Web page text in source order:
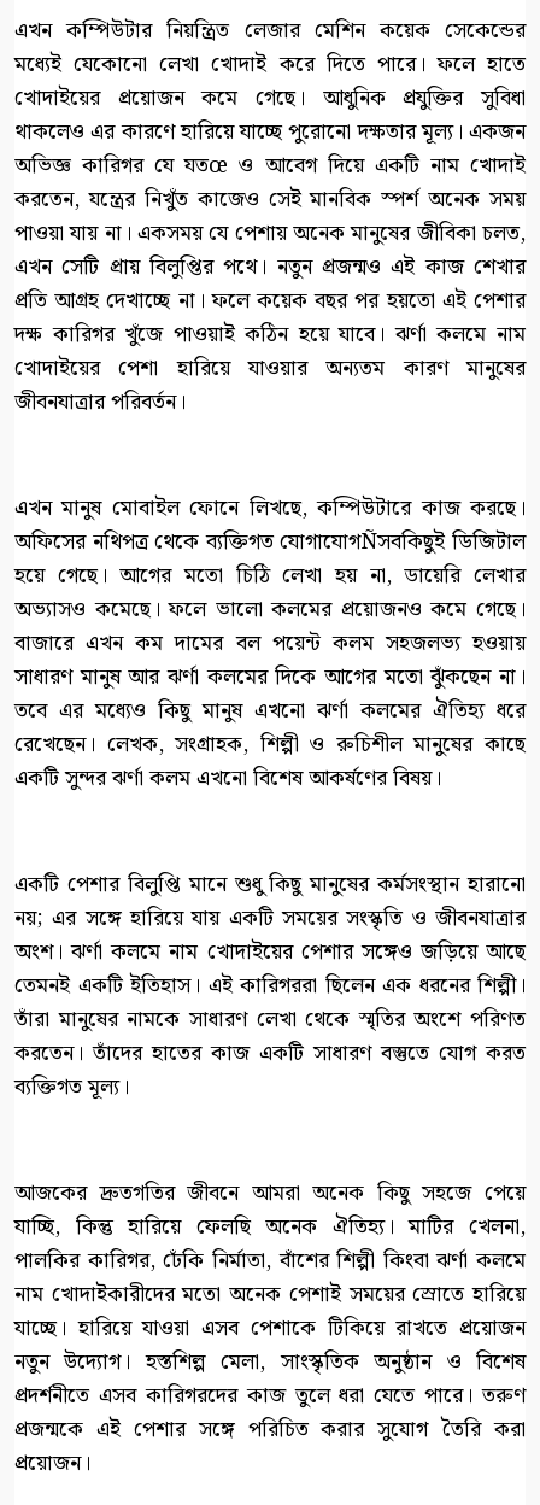
এখন কম্পিউটার নিয়ন্ত্রিত লেজার মেশিন কয়েক সেকেন্ডের
মধ্যেই যেকোনো লেখা খোদাই করে দিতে পারে। ফলে হাতে
খোদাইয়ের প্রয়োজন কমে গেছে। আধুনিক প্রযুক্তির সুবিধা
থাকলেও এর কারণে হারিয়ে যাচ্ছে পুরোনো দক্ষতার মূল্য। একজন
অভিজ্ঞ কারিগর যে যতœ ও আবেগ দিয়ে একটি নাম খোদাই
করতেন, যন্ত্রের নিখুঁত কাজেও সেই মানবিক স্পর্শ অনেক সময়
পাওয়া যায় না। একসময় যে পেশায় অনেক মানুষের জীবিকা চলত,
এখন সেটি প্রায় বিলুপ্তির পথে। নতুন প্রজন্মও এই কাজ শেখার
প্রতি আগ্রহ দেখাচ্ছে না। ফলে কয়েক বছর পর হয়তো এই পেশার
দক্ষ কারিগর খুঁজে পাওয়াই কঠিন হয়ে যাবে। ঝর্ণা কলমে নাম
খোদাইয়ের পেশা হারিয়ে যাওয়ার অন্যতম কারণ মানুষের
জীবনযাত্রার পরিবর্তন।
এখন মানুষ মোবাইল ফোনে লিখছে, কম্পিউটারে কাজ করছে।
অফিসের নথিপত্র থেকে ব্যক্তিগত যোগাযোগÑসবকিছুই ডিজিটাল
হয়ে গেছে। আগের মতো চিঠি লেখা হয় না, ডায়েরি লেখার
অভ্যাসও কমেছে। ফলে ভালো কলমের প্রয়োজনও কমে গেছে।
বাজারে এখন কম দামের বল পয়েন্ট কলম সহজলভ্য হওয়ায়
সাধারণ মানুষ আর ঝর্ণা কলমের দিকে আগের মতো ঝুঁকছেন না।
তবে এর মধ্যেও কিছু মানুষ এখনো ঝর্ণা কলমের ঐতিহ্য ধরে
রেখেছেন। লেখক, সংগ্রাহক, শিল্পী ও রুচিশীল মানুষের কাছে
একটি সুন্দর ঝর্ণা কলম এখনো বিশেষ আকর্ষণের বিষয়।
একটি পেশার বিলুপ্তি মানে শুধু কিছু মানুষের কর্মসংস্থান হারানো
নয়; এর সঙ্গে হারিয়ে যায় একটি সময়ের সংস্কৃতি ও জীবনযাত্রার
অংশ। ঝর্ণা কলমে নাম খোদাইয়ের পেশার সঙ্গেও জড়িয়ে আছে
তেমনই একটি ইতিহাস। এই কারিগররা ছিলেন এক ধরনের শিল্পী।
তাঁরা মানুষের নামকে সাধারণ লেখা থেকে স্মৃতির অংশে পরিণত
করতেন। তাঁদের হাতের কাজ একটি সাধারণ বস্তুতে যোগ করত
ব্যক্তিগত মূল্য।
আজকের দ্রুতগতির জীবনে আমরা অনেক কিছু সহজে পেয়ে
যাচ্ছি, কিন্তু হারিয়ে ফেলছি অনেক ঐতিহ্য। মাটির খেলনা,
পালকির কারিগর, ঢেঁকি নির্মাতা, বাঁশের শিল্পী কিংবা ঝর্ণা কলমে
নাম খোদাইকারীদের মতো অনেক পেশাই সময়ের স্রোতে হারিয়ে
যাচ্ছে। হারিয়ে যাওয়া এসব পেশাকে টিকিয়ে রাখতে প্রয়োজন
নতুন উদ্যোগ। হস্তশিল্প মেলা, সাংস্কৃতিক অনুষ্ঠান ও বিশেষ
প্রদর্শনীতে এসব কারিগরদের কাজ তুলে ধরা যেতে পারে। তরুণ
প্রজন্মকে এই পেশার সঙ্গে পরিচিত করার সুযোগ তৈরি করা
প্রয়োজন।